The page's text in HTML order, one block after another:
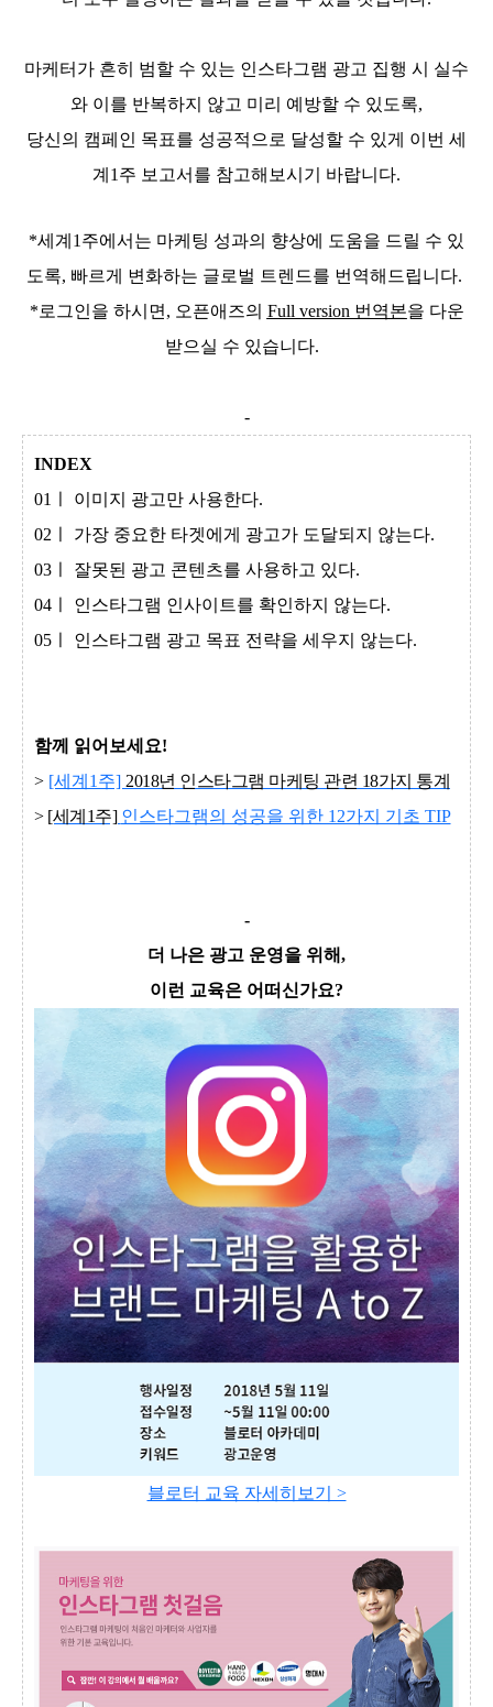
마케터가 흔히 범할 수 있는 인스타그램 광고 집행 시 실수
와 이를 반복하지 않고 미리 예방할 수 있도록,
당신의 캠페인 목표를 성공적으로 달성할 수 있게 이번 세
계1주 보고서를 참고해보시기 바랍니다.
*세계1주에서는 마케팅 성과의 향상에 도움을 드릴 수 있
도록, 빠르게 변화하는 글로벌 트렌드를 번역해드립니다.
*로그인을 하시면, 오픈애즈의 Full version 번역본을 다운
받으실 수 있습니다.
-
INDEX
01ㅣ 이미지 광고만 사용한다.
02
가장 중요한 타겟에게 광고가 도달되지 않는다.
03
잘못된 광고 콘텐츠를 사용하고 있다.
04
인스타그램 인사이트를 확인하지 않는다.
05
인스타그램 광고 목표 전략을 세우지 않는다.
함께 읽어보세요!
> [세계1주] 2018년 인스타그램 마케팅 관련 18가지 통계
> [세계1주] 인스타그램의 성공을 위한 12가지 기초 TIP
-
더 나은 광고 운영을 위해,
이런 교육은 어떠신가요?
블로터 교육 자세히보기 >